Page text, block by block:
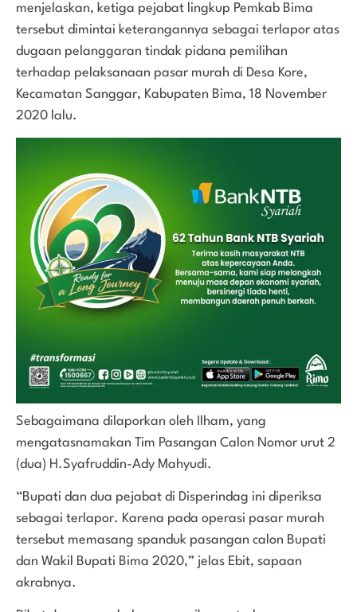
menjelaskan, ketiga pejabat lingkup Pemkab Bima
tersebut dimintai keterangannya sebagai terlapor atas
dugaan pelanggaran tindak pidana pemilihan
terhadap pelaksanaan pasar murah di Desa Kore,
Kecamatan Sanggar, Kabupaten Bima, 18 November
2020 lalu.
Sebagaimana dilaporkan oleh Ilham, yang
mengatasnamakan Tim Pasangan Calon Nomor urut 2
(dua) H.Syafruddin-Ady Mahyudi.
“Bupati dan dua pejabat di Disperindag ini diperiksa
sebagai terlapor. Karena pada operasi pasar murah
tersebut memasang spanduk pasangan calon Bupati
dan Wakil Bupati Bima 2020,” jelas Ebit, sapaan
akrabnya.